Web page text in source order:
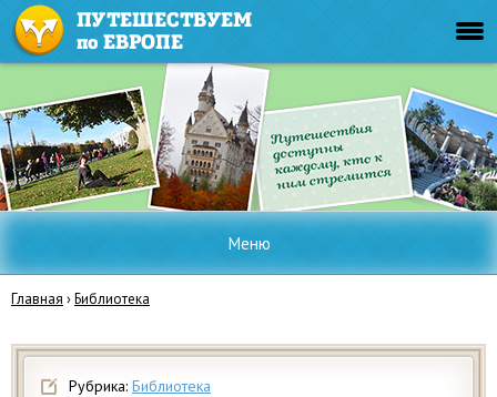
Меню
Главная ›Библиотека
Рубрика: Библиотека